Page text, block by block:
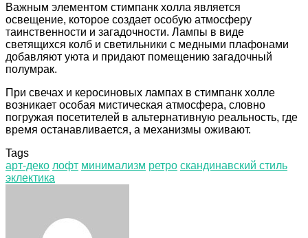
Важным элементом стимпанк холла является
освещение, которое создает особую атмосферу
таинственности и загадочности. Лампы в виде
светящихся колб и светильники с медными плафонами
добавляют уюта и придают помещению загадочный
полумрак.
При свечах и керосиновых лампах в стимпанк холле
возникает особая мистическая атмосфера, словно
погружая посетителей в альтернативную реальность, где
время останавливается, а механизмы оживают.
Tags
арт-деко лофт минимализм ретро скандинавский стиль
эклектика